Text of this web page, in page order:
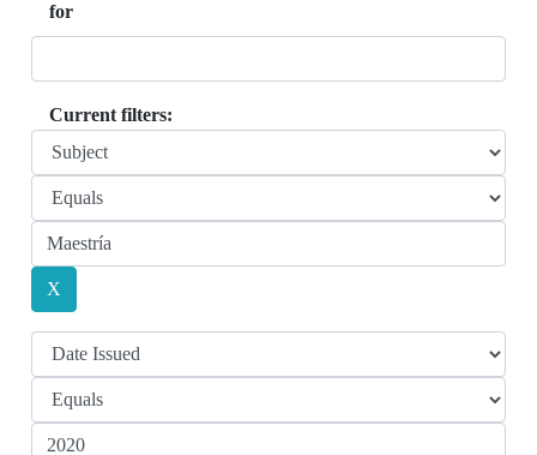
for
Current filters: